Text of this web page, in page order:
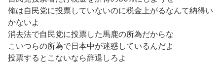
俺は自民党に投票していないのに税金上がるなんて納得い
かないよ
消去法で自民党に投票した馬鹿の所為だからな
こいつらの所為で日本中が迷惑しているんだよ
投票するとこないなら辞退しろよ